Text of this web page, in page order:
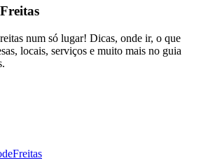
num só lugar! Dicas, onde ir, o que
locais, serviços e muito mais no guia